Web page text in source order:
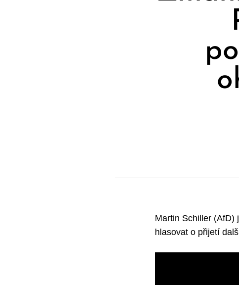
Martin Schiller (AfD)
hlasovat o přijetí